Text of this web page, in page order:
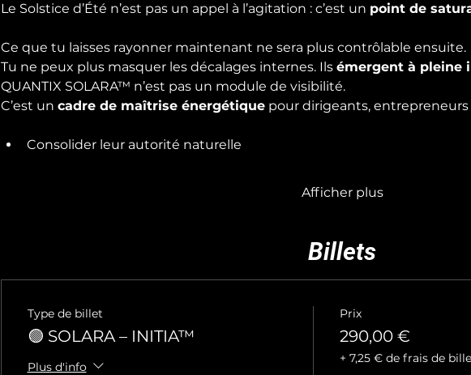
Le Solstice d’Été n’est pas un appel à l’agitation : c’est un point de
Ce que tu laisses rayonner maintenant ne sera plus contrôlable ensuite.
Tu ne peux plus masquer les décalages internes. Ils émergent à pleine
QUANTIX SOLARA™ n’est pas un module de visibilité.
C’est un cadre de maîtrise énergétique pour dirigeants,
Consolider leur autorité naturelle
Afficher plus
Billets
Type de billet
🟢 SOLARA – INITIA™
Plus d'info
Prix
290,00 €
+ 7,25 € de frais de